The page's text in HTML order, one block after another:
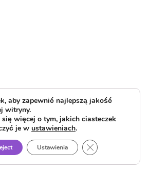
aby zapewnić najlepszą jakość
witryny.
się więcej o tym, jakich ciasteczek
je w ustawieniach.
Ustawienia Close GDPR